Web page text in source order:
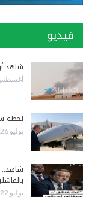
فيديو
شاهد
أغسطس 6,
لحظة
يوليو 26, 2026
شاهد..
يوليو 22, 2026